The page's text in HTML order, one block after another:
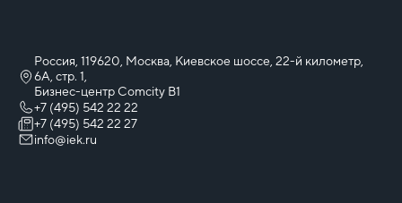
Россия, 119620, Москва, Киевское шоссе, 22-й километр,
6А, стр. 1,
Бизнес-центр Comcity B1
+7 (495) 542 22 22
+7 (495) 542 22 27
info@iek.ru